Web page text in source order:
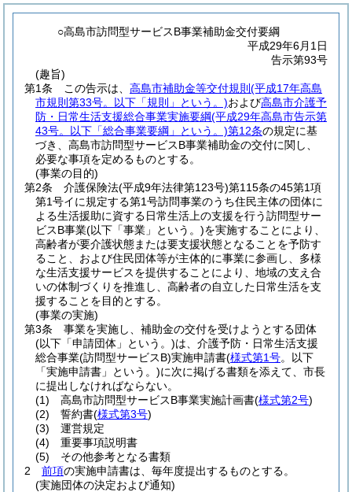
○高島市訪問型サービスB事業補助金交付要綱
平成29年6月1日
告示第93号
(趣旨)
第1条
この告示は、 高島市補助金等交付規則 (平成17年高島
市規則第33号。以下「規則」という。)および高島市介護予
防・日常生活支援総合事業実施要綱(平成29年高島市告示第
43号。以下「総合事業要綱」という。)第12条の規定に基
づき、高島市訪問型サービスB事業補助金の交付に関し、
必要な事項を定めるものとする。
(事業の目的)
第2条
介護保険法(平成9年法律第123号)第115条の45第1項
第1号イに規定する第1号訪問事業のうち住民主体の団体に
よる生活援助に資する日常生活上の支援を行う訪問型サー
ビスB事業(以下「事業」という。)を実施することにより、
高齢者が要介護状態または要支援状態となることを予防す
ること、および住民団体等が主体的に事業に参画し、多様
な生活支援サービスを提供することにより、地域の支え合
いの体制づくりを推進し、高齢者の自立した日常生活を支
援することを目的とする。
(事業の実施)
第3条
事業を実施し、補助金の交付を受けようとする団体
(以下「申請団体」という。)は、介護予防・日常生活支援
総合事業(訪問型サービスB)実施申請書(様式第1号。以下
「実施申請書」という。)に次に掲げる書類を添えて、市長
に提出しなければならない。
(1)
高島市訪問型サービスB事業実施計画書(様式第2号)
(2)
誓約書(様式第3号)
(3)
運営規定
(4)
重要事項説明書
(5)
その他参考となる書類
2
前項の実施申請書は、毎年度提出するものとする。
(実施団体の決定および通知)